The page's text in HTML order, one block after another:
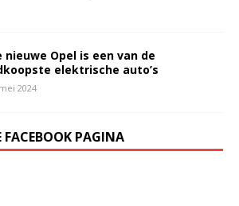
nieuwe Opel is een van de
elektrische auto’s
2024
FACEBOOK PAGINA